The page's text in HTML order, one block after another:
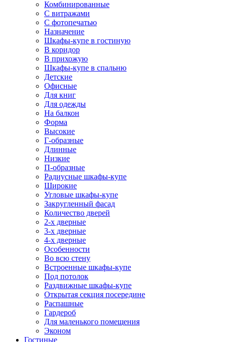
Комбинированные
С витражами
С фотопечатью
Назначение
Шкафы-купе в гостиную
В коридор
В прихожую
Шкафы-купе в спальню
Детские
Офисные
Для книг
Для одежды
На балкон
Форма
Высокие
Г-образные
Длинные
Низкие
П-образные
Радиусные шкафы-купе
Широкие
Угловые шкафы-купе
Закругленный фасад
Количество дверей
2-х дверные
3-х дверные
4-х дверные
Особенности
Во всю стену
Встроенные шкафы-купе
Под потолок
Раздвижные шкафы-купе
Открытая секция посередине
Распашные
Гардероб
Для маленького помещения
Эконом
Гостиные